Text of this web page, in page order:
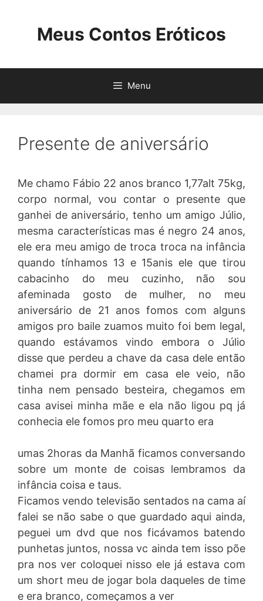
Meus Contos Eróticos
Menu
Presente de aniversário
Me chamo Fábio 22 anos branco 1,77alt 75kg,
corpo normal, vou contar o presente que
ganhei de aniversário, tenho um amigo Júlio,
mesma características mas é negro 24 anos,
ele era meu amigo de troca troca na infância
quando tínhamos 13 e 15anis ele que tirou
cabacinho do meu cuzinho, não sou
afeminada gosto de mulher, no meu
aniversário de 21 anos fomos com alguns
amigos pro baile zuamos muito foi bem legal,
quando estávamos vindo embora o Júlio
disse que perdeu a chave da casa dele então
chamei pra dormir em casa ele veio, não
tinha nem pensado besteira, chegamos em
casa avisei minha mãe e ela não ligou pq já
conhecia ele fomos pro meu quarto era
umas 2horas da Manhã ficamos conversando
sobre um monte de coisas lembramos da
infância coisa e taus.
Ficamos vendo televisão sentados na cama aí
falei se não sabe o que guardado aqui ainda,
peguei um dvd que nos ficávamos batendo
punhetas juntos, nossa vc ainda tem isso põe
pra nos ver coloquei nisso ele já estava com
um short meu de jogar bola daqueles de time
e era branco, começamos a ver